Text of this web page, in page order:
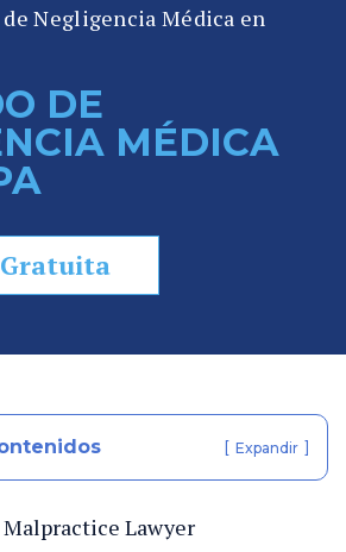
de Negligencia Médica en
DE
MÉDICA
[ Expandir ]